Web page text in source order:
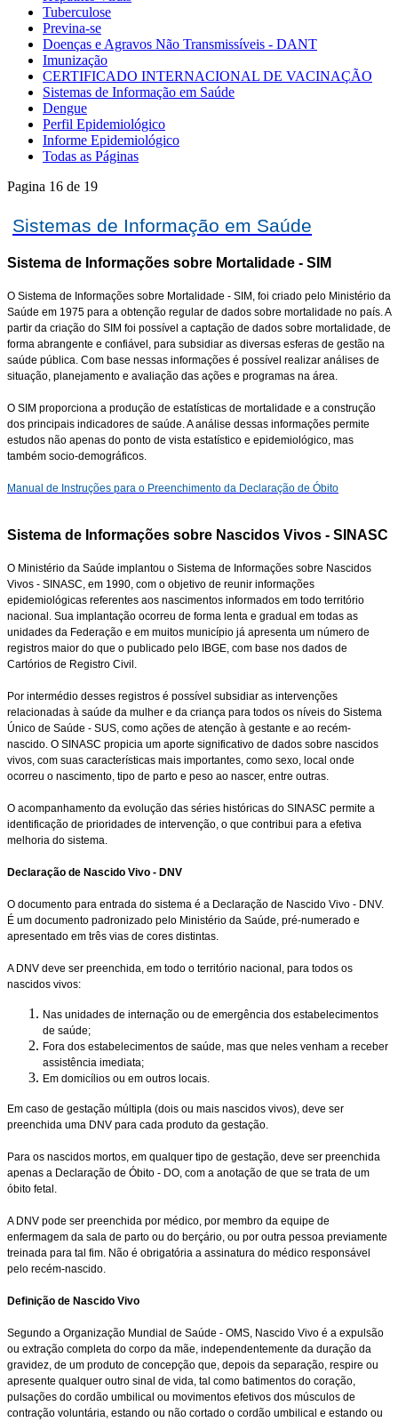
Tuberculose
Previna-se
Doenças e Agravos Não Transmissíveis - DANT
Imunização
CERTIFICADO INTERNACIONAL DE VACINAÇÃO
Sistemas de Informação em Saúde
Dengue
Perfil Epidemiológico
Informe Epidemiológico
Todas as Páginas
Pagina 16 de 19
Sistemas de Informação em Saúde
Sistema de Informações sobre Mortalidade - SIM
O Sistema de Informações sobre Mortalidade - SIM, foi criado pelo Ministério da
Saúde em 1975 para a obtenção regular de dados sobre mortalidade no país. A
partir da criação do SIM foi possível a captação de dados sobre mortalidade, de
forma abrangente e confiável, para subsidiar as diversas esferas de gestão na
saúde pública. Com base nessas informações é possível realizar análises de
situação, planejamento e avaliação das ações e programas na área.
O SIM proporciona a produção de estatísticas de mortalidade e a construção
dos principais indicadores de saúde. A análise dessas informações permite
estudos não apenas do ponto de vista estatístico e epidemiológico, mas
também socio-demográficos.
Manual de Instruções para o Preenchimento da Declaração de Óbito
Sistema de Informações sobre Nascidos Vivos - SINASC
O Ministério da Saúde implantou o Sistema de Informações sobre Nascidos
Vivos - SINASC, em 1990, com o objetivo de reunir informações
epidemiológicas referentes aos nascimentos informados em todo território
nacional. Sua implantação ocorreu de forma lenta e gradual em todas as
unidades da Federação e em muitos município já apresenta um número de
registros maior do que o publicado pelo IBGE, com base nos dados de
Cartórios de Registro Civil.
Por intermédio desses registros é possível subsidiar as intervenções
relacionadas à saúde da mulher e da criança para todos os níveis do Sistema
Único de Saúde - SUS, como ações de atenção à gestante e ao recém-
nascido. O SINASC propicia um aporte significativo de dados sobre nascidos
vivos, com suas características mais importantes, como sexo, local onde
ocorreu o nascimento, tipo de parto e peso ao nascer, entre outras.
O acompanhamento da evolução das séries históricas do SINASC permite a
identificação de prioridades de intervenção, o que contribui para a efetiva
melhoria do sistema.
Declaração de Nascido Vivo - DNV
O documento para entrada do sistema é a Declaração de Nascido Vivo - DNV.
É um documento padronizado pelo Ministério da Saúde, pré-numerado e
apresentado em três vias de cores distintas.
A DNV deve ser preenchida, em todo o território nacional, para todos os
nascidos vivos:
Nas unidades de internação ou de emergência dos estabelecimentos
de saúde;
Fora dos estabelecimentos de saúde, mas que neles venham a receber
assistência imediata;
Em domicílios ou em outros locais.
Em caso de gestação múltipla (dois ou mais nascidos vivos), deve ser
preenchida uma DNV para cada produto da gestação.
Para os nascidos mortos, em qualquer tipo de gestação, deve ser preenchida
apenas a Declaração de Óbito - DO, com a anotação de que se trata de um
óbito fetal.
A DNV pode ser preenchida por médico, por membro da equipe de
enfermagem da sala de parto ou do berçário, ou por outra pessoa previamente
treinada para tal fim. Não é obrigatória a assinatura do médico responsável
pelo recém-nascido.
Definição de Nascido Vivo
Segundo a Organização Mundial de Saúde - OMS, Nascido Vivo é a expulsão
ou extração completa do corpo da mãe, independentemente da duração da
gravidez, de um produto de concepção que, depois da separação, respire ou
apresente qualquer outro sinal de vida, tal como batimentos do coração,
pulsações do cordão umbilical ou movimentos efetivos dos músculos de
contração voluntária, estando ou não cortado o cordão umbilical e estando ou